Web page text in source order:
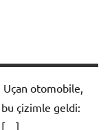
otomobile,
bu çizimle geldi:
[…]